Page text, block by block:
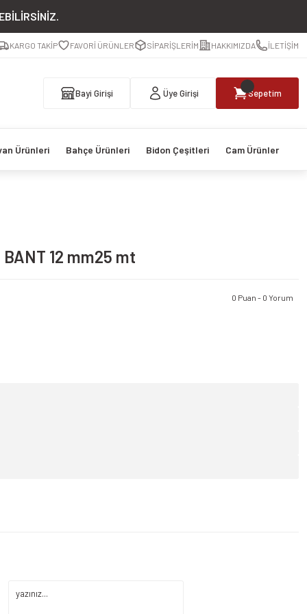
KARGO TAKİP FAVORİ ÜRÜNLER SİPARİŞLERİM HAKKIMIZDA İLETİŞİM
Bayi Girişi Üye Girişi Sepetim
Ürünleri Bahçe Ürünleri Bidon Çeşitleri Cam Ürünler
12 mm25 mt
0 Puan - 0 Yorum